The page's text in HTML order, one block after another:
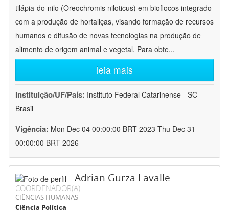
tilápia-do-nilo (Oreochromis niloticus) em bioflocos integrado
com a produção de hortaliças, visando formação de recursos
humanos e difusão de novas tecnologias na produção de
alimento de origem animal e vegetal. Para obte...
leia mais
Instituição/UF/País: Instituto Federal Catarinense - SC -
Brasil
Vigência: Mon Dec 04 00:00:00 BRT 2023-Thu Dec 31
00:00:00 BRT 2026
Adrian Gurza Lavalle
COORDENADOR(A)
CIÊNCIAS HUMANAS
Ciência Política